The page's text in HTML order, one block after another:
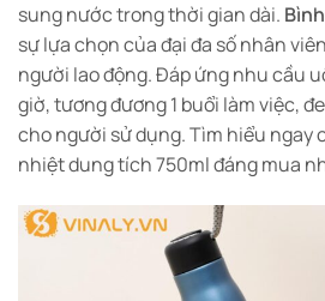
sung nước trong thời gian dài.
sự lựa chọn của đại đa số nhân
người lao động. Đáp ứng nhu cầu
giờ, tương đương 1 buổi làm việc,
cho người sử dụng. Tìm hiểu ngay
nhiệt dung tích 750ml đáng mua